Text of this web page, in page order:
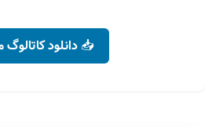
📥 دانلود